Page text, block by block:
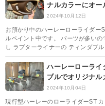
ナルカラーにオー
2024年10月12日
お預かり中のハーレーローライダー
ルペイント中です。 パーツが多い
し ラプターライナーの ティンダブ
ハーレーローライ
ブルでオリジナル
2024年10月04日
現行型ハーレーのローライダーST